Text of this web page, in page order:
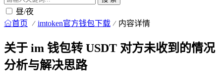
昼/夜
首页 imtoken官方钱包下载 内容详情
关于 im 钱包转 USDT 对方未收到的情况
分析与解决思路